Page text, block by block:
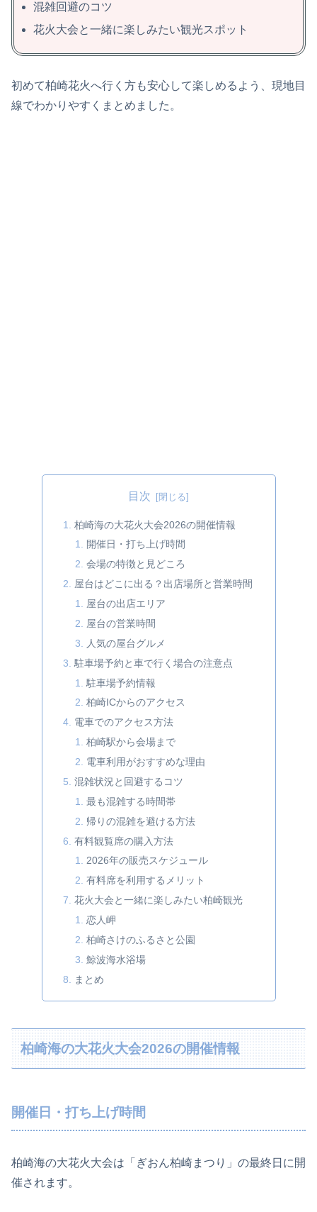
混雑回避のコツ
花火大会と一緒に楽しみたい観光スポット
初めて柏崎花火へ行く方も安心して楽しめるよう、現地目
線でわかりやすくまとめました。
目次
柏崎海の大花火大会2026の開催情報
開催日・打ち上げ時間
会場の特徴と見どころ
屋台はどこに出る？出店場所と営業時間
屋台の出店エリア
屋台の営業時間
人気の屋台グルメ
駐車場予約と車で行く場合の注意点
駐車場予約情報
柏崎ICからのアクセス
電車でのアクセス方法
柏崎駅から会場まで
電車利用がおすすめな理由
混雑状況と回避するコツ
最も混雑する時間帯
帰りの混雑を避ける方法
有料観覧席の購入方法
2026年の販売スケジュール
有料席を利用するメリット
花火大会と一緒に楽しみたい柏崎観光
恋人岬
柏崎さけのふるさと公園
鯨波海水浴場
まとめ
柏崎海の大花火大会2026の開催情報
開催日・打ち上げ時間
柏崎海の大花火大会は「ぎおん柏崎まつり」の最終日に開
催されます。